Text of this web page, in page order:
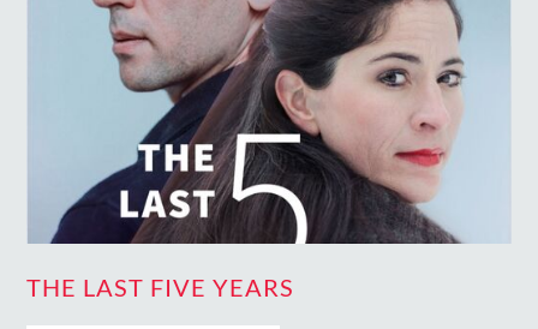
THE LAST FIVE YEARS